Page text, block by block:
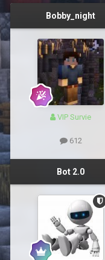
Bobby_night
VIP Survie
612
Bot 2.0